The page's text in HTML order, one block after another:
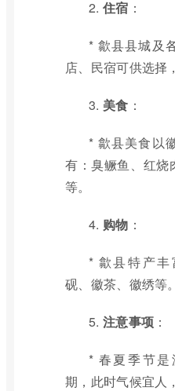
2. 住宿 ：
* 歙县县城及
店、民宿可供选择
3. 美食 ：
* 歙县美食以
有：臭鳜鱼、红烧
等。
4. 购物 ：
* 歙县特产
砚、徽茶、徽绣等。
5. 注意事项 ：
* 春夏季节
期，此时气候宜人